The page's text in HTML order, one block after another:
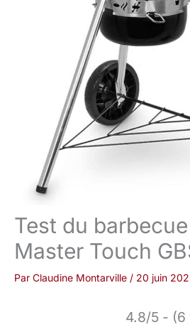
Test du
Master Touch
Par Claudine Montarville / 20 juin
4.8/5 - (6